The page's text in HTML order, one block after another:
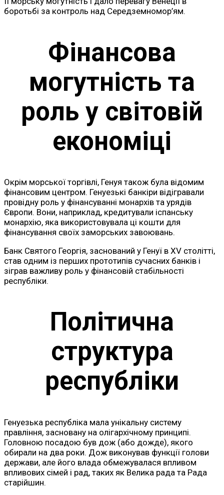
боротьбі за контроль над Середземномор’ям.
Фінансова
могутність та
роль у світовій
економіці
Окрім морської торгівлі, Генуя також була відомим
фінансовим центром. Генуезькі банкіри відігравали
провідну роль у фінансуванні монархів та урядів
Європи. Вони, наприклад, кредитували іспанську
монархію, яка використовувала ці кошти для
фінансування своїх заморських завоювань.
Банк Святого Георгія, заснований у Генуї в XV столітті,
став одним із перших прототипів сучасних банків і
зіграв важливу роль у фінансовій стабільності
республіки.
Політична
структура
республіки
Генуезька республіка мала унікальну систему
правління, засновану на олігархічному принципі.
Головною посадою був дож (або дожде), якого
обирали на два роки. Дож виконував функції голови
держави, але його влада обмежувалася впливом
впливових сімей і рад, таких як Велика рада та Рада
старійшин.